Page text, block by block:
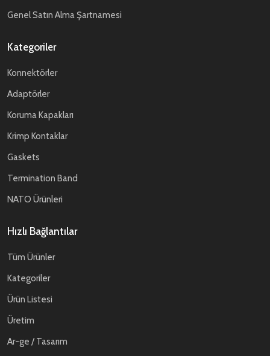
Genel Satın Alma Şartnamesi
Kategoriler
Konnektörler
Adaptörler
Koruma Kapakları
Krimp Kontaklar
Gaskets
Termination Band
NATO Ürünleri
Hızlı Bağlantılar
Tüm Ürünler
Kategoriler
Ürün Listesi
Üretim
Ar-ge / Tasarım